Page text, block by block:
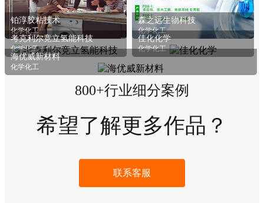
铂淳胶粘技术
化学化工
森之远生物科技
化学化工
考克利尔竞立氢能科技
化学化工
佳化化学
化学化工
海优威新材料
化学化工
800+行业细分案例
希望了解更多作品？
联系客服